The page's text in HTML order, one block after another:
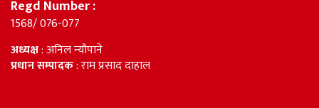
Regd Number :
1568/ 076-077
अध्यक्ष: अनिल न्यौपाने
प्रधान सम्पादक: राम प्रसाद दाहाल